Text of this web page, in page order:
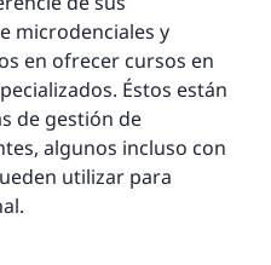
microdenciales y
en ofrecer cursos en
Éstos están
de gestión de
algunos incluso con
utilizar para